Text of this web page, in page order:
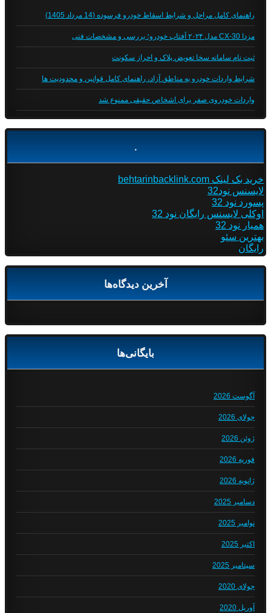
راهنمای کامل مراحل و شرایط اسقاط خودرو فرسوده (14 مرداد 1405)
مزدا CX-30 مدل ۲۰۲۴ آفتاب خودرو؛ بررسی و مشخصات فنی
ثبت نام سامانه سخا تعویض پلاک و احراز سکونت
شرایط واردات خودرو به مناطق آزاد، راهنمای کامل قوانین و محدودیت ها
واردات خودروی صفر برای اشخاص حقیقی ممنوع شد
.
خرید بک لینک behtarinbacklink.com
لایسنس نود32
پسورد نود 32
اوکلی لایسنس رایگان نود 32
همیار نود 32
بهترین سئو
رایگان
آخرین دیدگاه‌ها
بایگانی‌ها
آگوست 2026
جولای 2026
ژوئن 2026
فوریه 2026
ژانویه 2026
دسامبر 2025
نوامبر 2025
اکتبر 2025
سپتامبر 2025
جولای 2020
آوریل 2020